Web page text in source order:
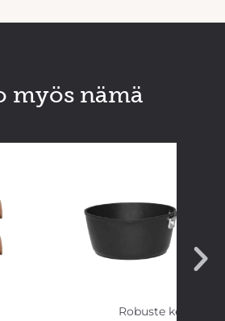
myös nämä
Robuste